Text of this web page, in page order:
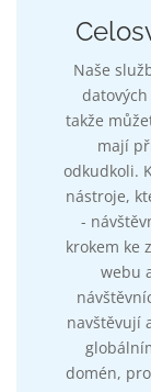
Naše
takže
mají
odkudkoli.
nástroje,
-
krokem ke
webu
navštěvují
domén,